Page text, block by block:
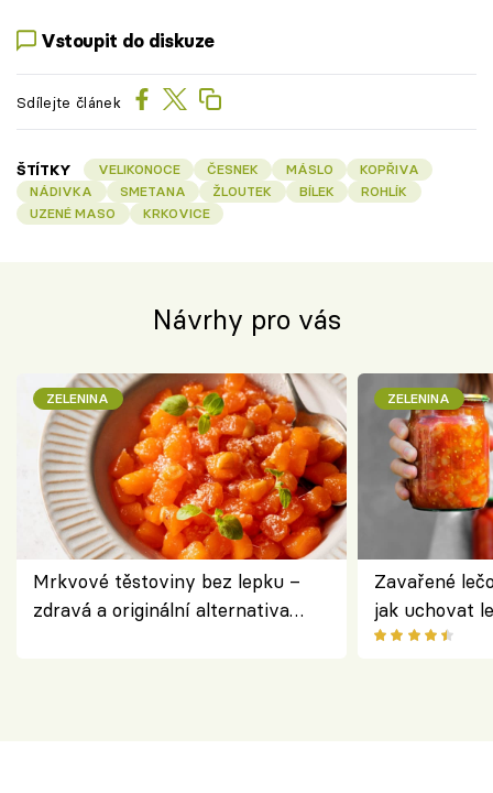
Vstoupit do diskuze
Sdílejte článek
ŠTÍTKY VELIKONOCE ČESNEK MÁSLO
KOPŘIVA
NÁDIVKA
SMETANA ŽLOUTEK BÍLEK
ROHLÍK
UZENÉ MASO
KRKOVICE
Návrhy pro vás
ZELENINA
Mrkvové těstoviny bez lepku –
zdravá a originální alternativa
ZELENINA
Zavařené
jak uchovat